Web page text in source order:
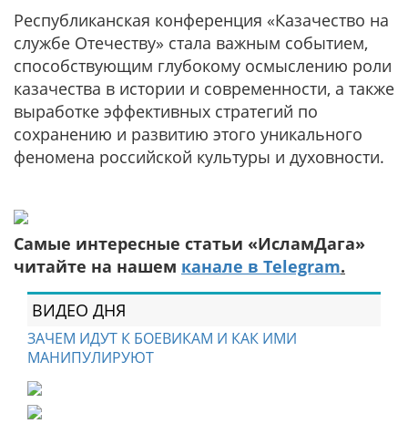
Республиканская конференция «Казачество на
службе Отечеству» стала важным событием,
способствующим глубокому осмыслению роли
казачества в истории и современности, а также
выработке эффективных стратегий по
сохранению и развитию этого уникального
феномена российской культуры и духовности.
Самые интересные статьи «ИсламДага»
читайте на нашем канале в Telegram.
ВИДЕО ДНЯ
ЗАЧЕМ ИДУТ К БОЕВИКАМ И КАК ИМИ
МАНИПУЛИРУЮТ